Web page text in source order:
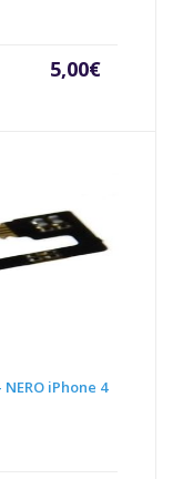
5,00€
Il
iPhone 4